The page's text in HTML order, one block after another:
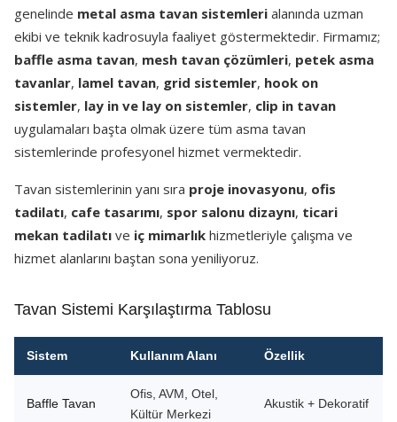
genelinde metal asma tavan sistemleri alanında uzman
ekibi ve teknik kadrosuyla faaliyet göstermektedir. Firmamız;
baffle asma tavan, mesh tavan çözümleri, petek asma
tavanlar, lamel tavan, grid sistemler, hook on
sistemler, lay in ve lay on sistemler, clip in tavan
uygulamaları başta olmak üzere tüm asma tavan
sistemlerinde profesyonel hizmet vermektedir.
Tavan sistemlerinin yanı sıra proje inovasyonu, ofis
tadilatı, cafe tasarımı, spor salonu dizaynı, ticari
mekan tadilatı ve iç mimarlık hizmetleriyle çalışma ve
hizmet alanlarını baştan sona yeniliyoruz.
Tavan Sistemi Karşılaştırma Tablosu
Sistem Kullanım Alanı Özellik
Baffle Tavan
Ofis, AVM, Otel,
Kültür Merkezi
Akustik + Dekoratif